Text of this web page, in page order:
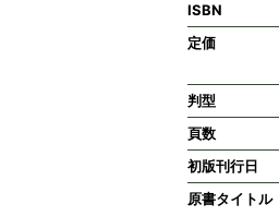
ISBN
定価
判型
頁数
初版刊行日
原書タイトル